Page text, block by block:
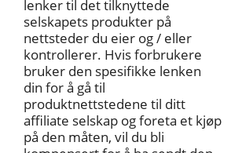
lenker til det tilknyttede
selskapets produkter på
nettsteder du eier og / eller
kontrollerer. Hvis forbrukere
bruker den spesifikke lenken
din for å gå til
produktnettstedene til ditt
affiliate selskap og foreta et kjøp
på den måten, vil du bli